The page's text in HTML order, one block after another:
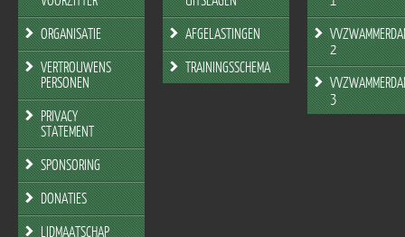
ORGANISATIE
VERTROUWENS
PERSONEN
PRIVACY
STATEMENT
SPONSORING
DONATIES
LIDMAATSCHAP
AFGELASTINGEN
TRAININGSSCHEMA
2
3